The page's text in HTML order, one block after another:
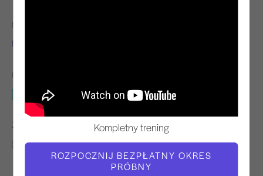
Kompletny trening
ROZPOCZNIJ BEZPŁATNY OKRES
PRÓBNY
NAUCZYCIEL
Nicole Smith
POTRZEBNY SPRZĘT
Korektor kręgosłupa
ZNAJDŹ PODOBNE KLASY DLA
Pośredni
20 - 30 min Korektor kręgosłupa